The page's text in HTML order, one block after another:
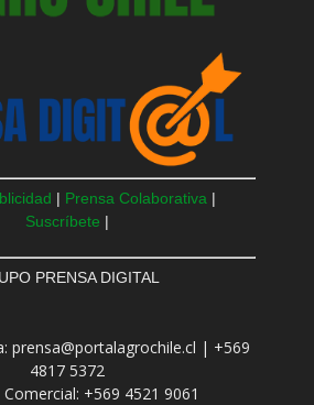
| Prensa Colaborativa |
Suscríbete |
PRENSA DIGITAL
prensa@portalagrochile.cl | +569
4817 5372
+569 4521 9061